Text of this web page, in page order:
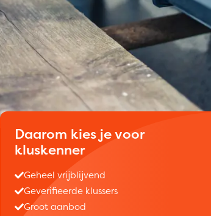
Daarom kies je voor
kluskenner
Geheel vrijblijvend
Geverifieerde klussers
Groot aanbod